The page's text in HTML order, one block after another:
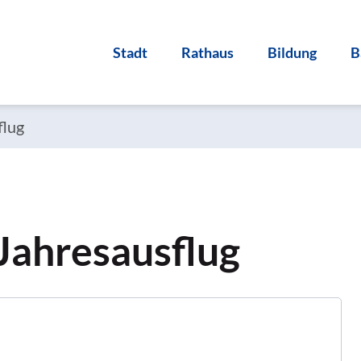
Stadt Rathaus Bildung